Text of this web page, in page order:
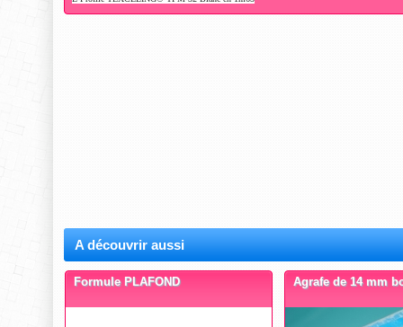
A découvrir aussi
Formule PLAFOND Agrafe de 14 mm